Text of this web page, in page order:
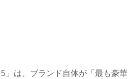
」は、ブランド自体が「最も豪華